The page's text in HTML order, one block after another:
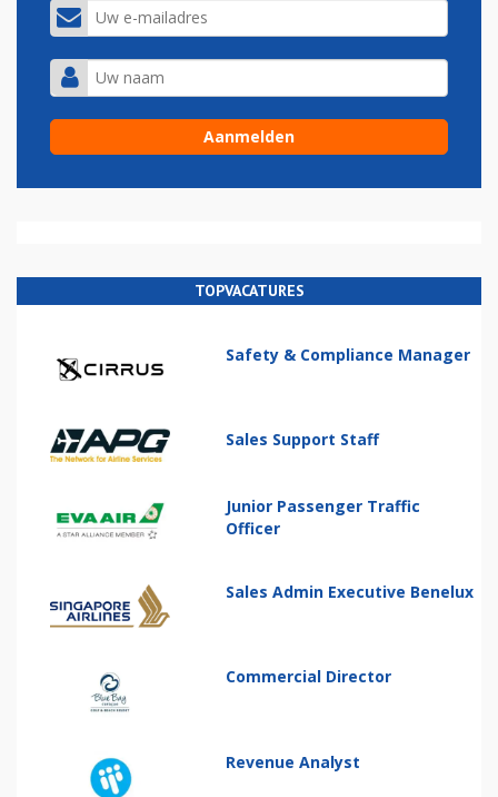
TOPVACATURES
Safety & Compliance Manager
Sales Support Staff
Junior Passenger Traffic
Officer
Sales Admin Executive Benelux
Commercial Director
Revenue Analyst